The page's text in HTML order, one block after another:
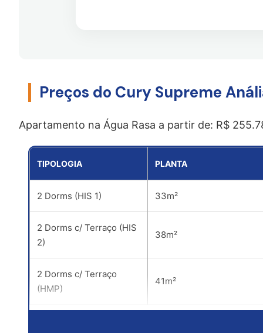
n
*
a
Preços do Cury Supreme
Apartamento na Água Rasa a partir de: R$
TIPOLOGIA PLANTA
2 Dorms (HIS 1) 33m²
2 Dorms c/ Terraço (HIS
2)
38m²
2 Dorms c/ Terraço
(HMP)
41m²